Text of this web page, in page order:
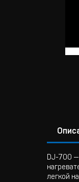
DJ-700 —
легкой